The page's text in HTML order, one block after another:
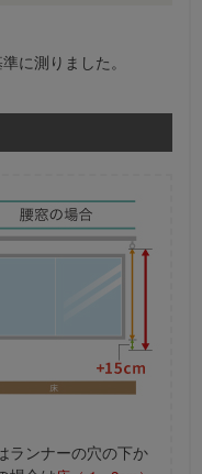
に測りました。
ランナーの穴の下か